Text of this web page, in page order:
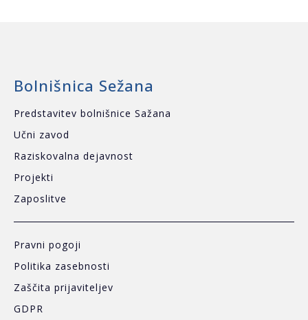
Bolnišnica Sežana
Predstavitev bolnišnice Sažana
Učni zavod
Raziskovalna dejavnost
Projekti
Zaposlitve
Pravni pogoji
Politika zasebnosti
Zaščita prijaviteljev
GDPR